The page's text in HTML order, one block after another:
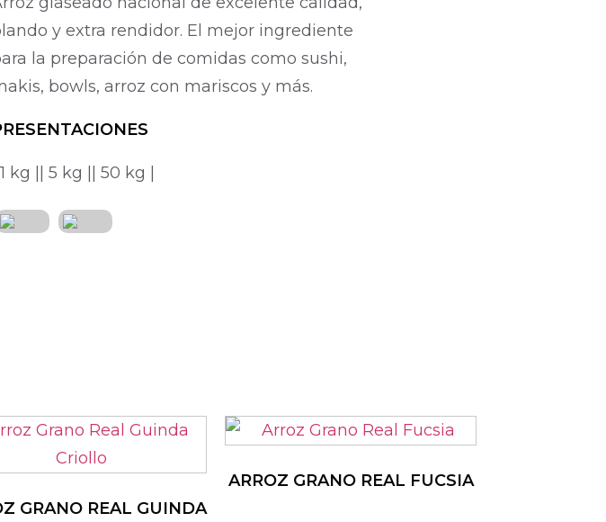
y extra rendidor. El mejor ingrediente
la preparación de comidas como sushi,
bowls, arroz con mariscos y más.
| 1 kg | | 5 kg | | 50 kg |
GRANO REAL GUINDA
ARROZ GRANO REAL FUCSIA